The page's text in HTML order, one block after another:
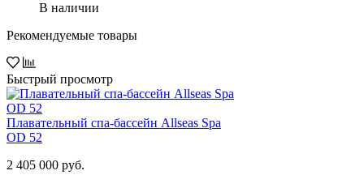
В наличии
Рекомендуемые товары
Быстрый просмотр
Плавательный спа-бассейн Allseas Spa
OD 52
2 405 000 руб.